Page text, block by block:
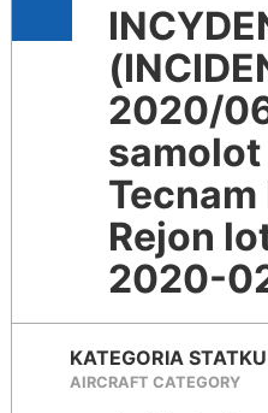
2020/
Rejon
2020-
KATEGORIA
AIRCRAFT CATEGORY